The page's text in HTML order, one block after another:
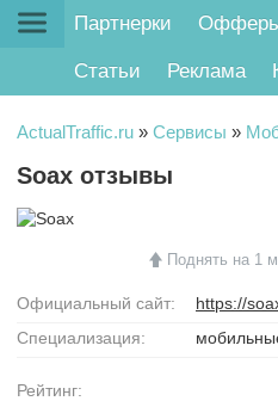
Партнерки
Статьи Реклама
ActualTraffic.ru » Сервисы »
Soax отзывы
Поднять на 1
Официальный сайт:
https://
Специализация:
Рейтинг: